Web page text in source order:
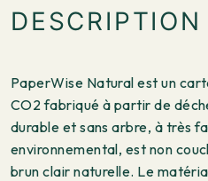
DESCRIPTION
PaperWise Natural est un
CO2 fabriqué à partir de
durable et sans arbre, à très
environnemental, est non
brun clair naturelle. Le